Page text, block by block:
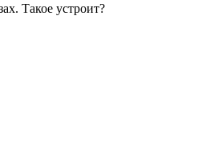
Такое устроит?